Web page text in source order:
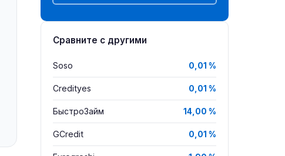
Сравните с другими
Soso 0,01 %
Credityes 0,01 %
БыстроЗайм 14,00 %
GCredit 0,01 %